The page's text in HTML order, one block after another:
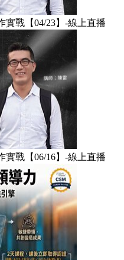
實戰【04/23】-線上直播​
實戰【06/16】-線上直播​